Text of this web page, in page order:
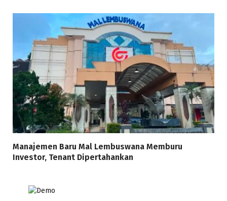
Manajemen Baru Mal Lembuswana Memburu
Investor, Tenant Dipertahankan